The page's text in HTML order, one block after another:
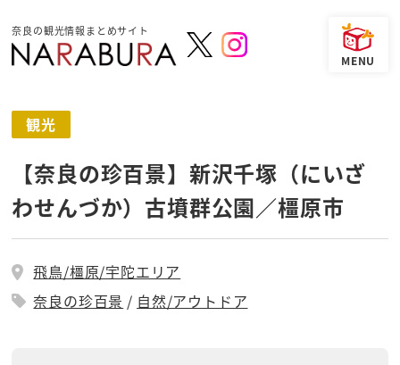
奈良の観光情報まとめサイト
観光
【奈良の珍百景】新沢千塚（にいざ
わせんづか）古墳群公園／橿原市
飛鳥/橿原/宇陀エリア
奈良の珍百景
自然/アウトドア